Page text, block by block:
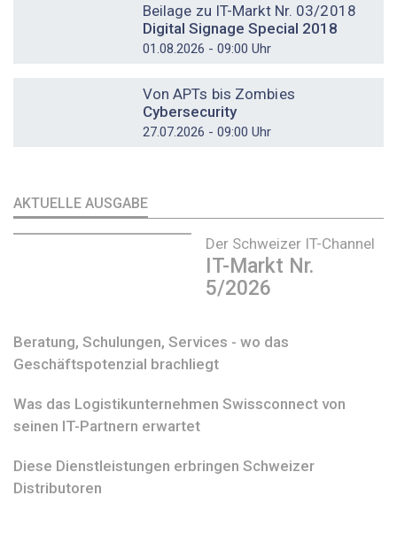
Beilage zu IT-Markt Nr. 03/2018
Digital Signage Special 2018
01.08.2026 - 09:00 Uhr
Von APTs bis Zombies
Cybersecurity
27.07.2026 - 09:00 Uhr
AKTUELLE AUSGABE
Der Schweizer IT-Channel
IT-Markt Nr.
5/2026
Beratung, Schulungen, Services - wo das
Geschäftspotenzial brachliegt
Was das Logistikunternehmen Swissconnect von
seinen IT-Partnern erwartet
Diese Dienstleistungen erbringen Schweizer
Distributoren